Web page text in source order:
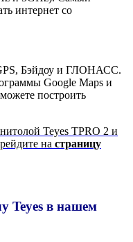
интернет со
Бэйдоу и ГЛОНАСС.
Google Maps и
построить
Teyes TPRO 2 и
на страницу
Teyes в нашем